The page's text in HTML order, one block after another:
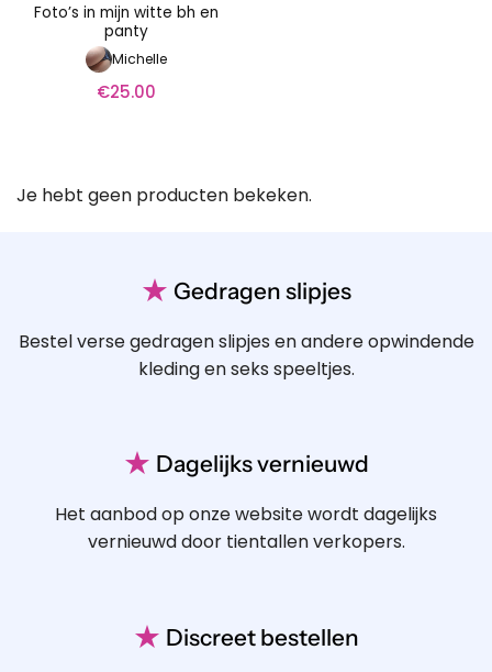
Foto’s in mijn witte bh en
panty
Michelle
€25.00
Je hebt geen producten bekeken.
★ Gedragen slipjes
Bestel verse gedragen slipjes en andere opwindende
kleding en seks speeltjes.
★ Dagelijks vernieuwd
Het aanbod op onze website wordt dagelijks
vernieuwd door tientallen verkopers.
★ Discreet bestellen